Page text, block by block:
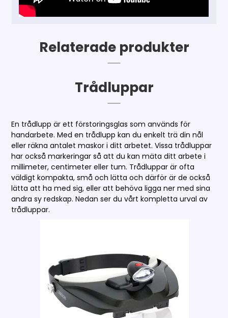
Relaterade produkter
Trådluppar
En trådlupp är ett förstoringsglas som används för
handarbete. Med en trådlupp kan du enkelt trä din nål
eller räkna antalet maskor i ditt arbetet. Vissa trådluppar
har också markeringar så att du kan mäta ditt arbete i
millimeter, centimeter eller tum. Trådluppar är ofta
väldigt kompakta, små och lätta och därför är de också
lätta att ha med sig, eller att behöva ligga ner med sina
andra sy redskap. Nedan ser du vårt kompletta urval av
trådluppar.